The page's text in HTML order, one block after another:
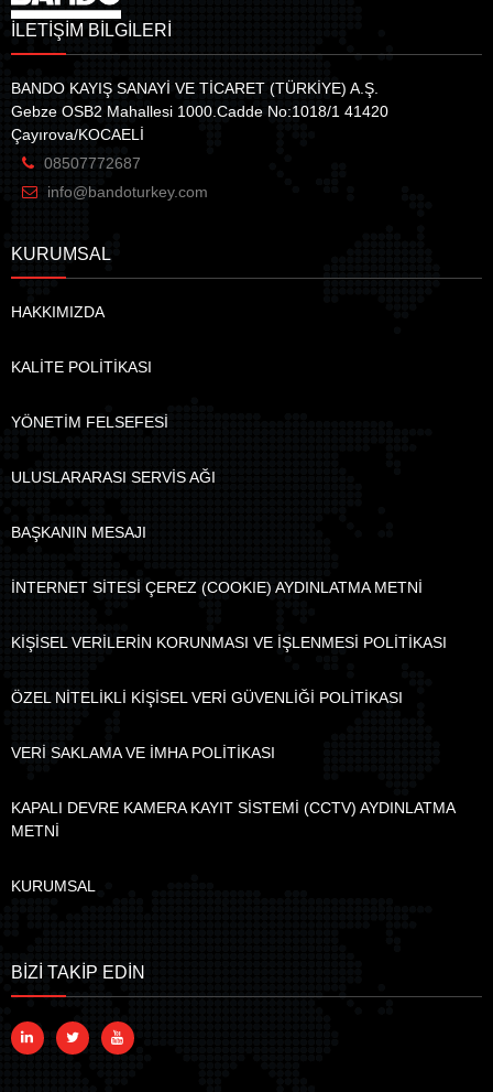
İLETİŞİM BİLGİLERİ
BANDO KAYIŞ SANAYİ VE TİCARET (TÜRKİYE) A.Ş.
Gebze OSB2 Mahallesi 1000.Cadde No:1018/1 41420
Çayırova/KOCAELİ
08507772687
info@bandoturkey.com
KURUMSAL
HAKKIMIZDA
KALİTE POLİTİKASI
YÖNETİM FELSEFESİ
ULUSLARARASI SERVİS AĞI
BAŞKANIN MESAJI
İNTERNET SİTESİ ÇEREZ (COOKIE) AYDINLATMA METNİ
KİŞİSEL VERİLERİN KORUNMASI VE İŞLENMESİ POLİTİKASI
ÖZEL NİTELİKLİ KİŞİSEL VERİ GÜVENLİĞİ POLİTİKASI
VERİ SAKLAMA VE İMHA POLİTİKASI
KAPALI DEVRE KAMERA KAYIT SİSTEMİ (CCTV) AYDINLATMA
METNİ
KURUMSAL
BİZİ TAKİP EDİN